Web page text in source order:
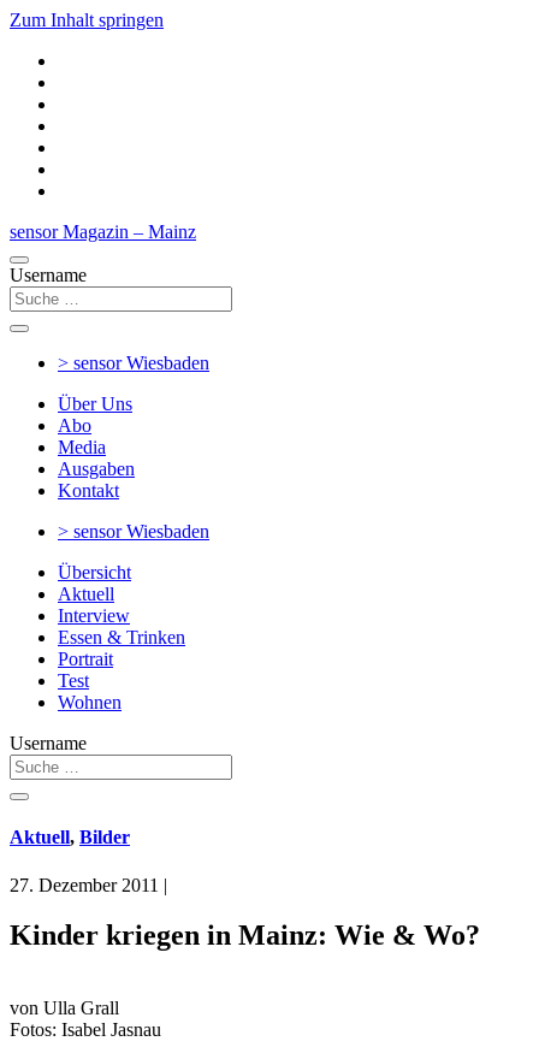
Zum Inhalt springen
sensor Magazin – Mainz
Username
> sensorWiesbaden
Über Uns
Abo
Media
Ausgaben
Kontakt
> sensorWiesbaden
Übersicht
Aktuell
Interview
Essen & Trinken
Portrait
Test
Wohnen
Username
Aktuell, Bilder
27. Dezember 2011 |
Kinder kriegen in Mainz: Wie & Wo?
von Ulla Grall
Fotos: Isabel Jasnau